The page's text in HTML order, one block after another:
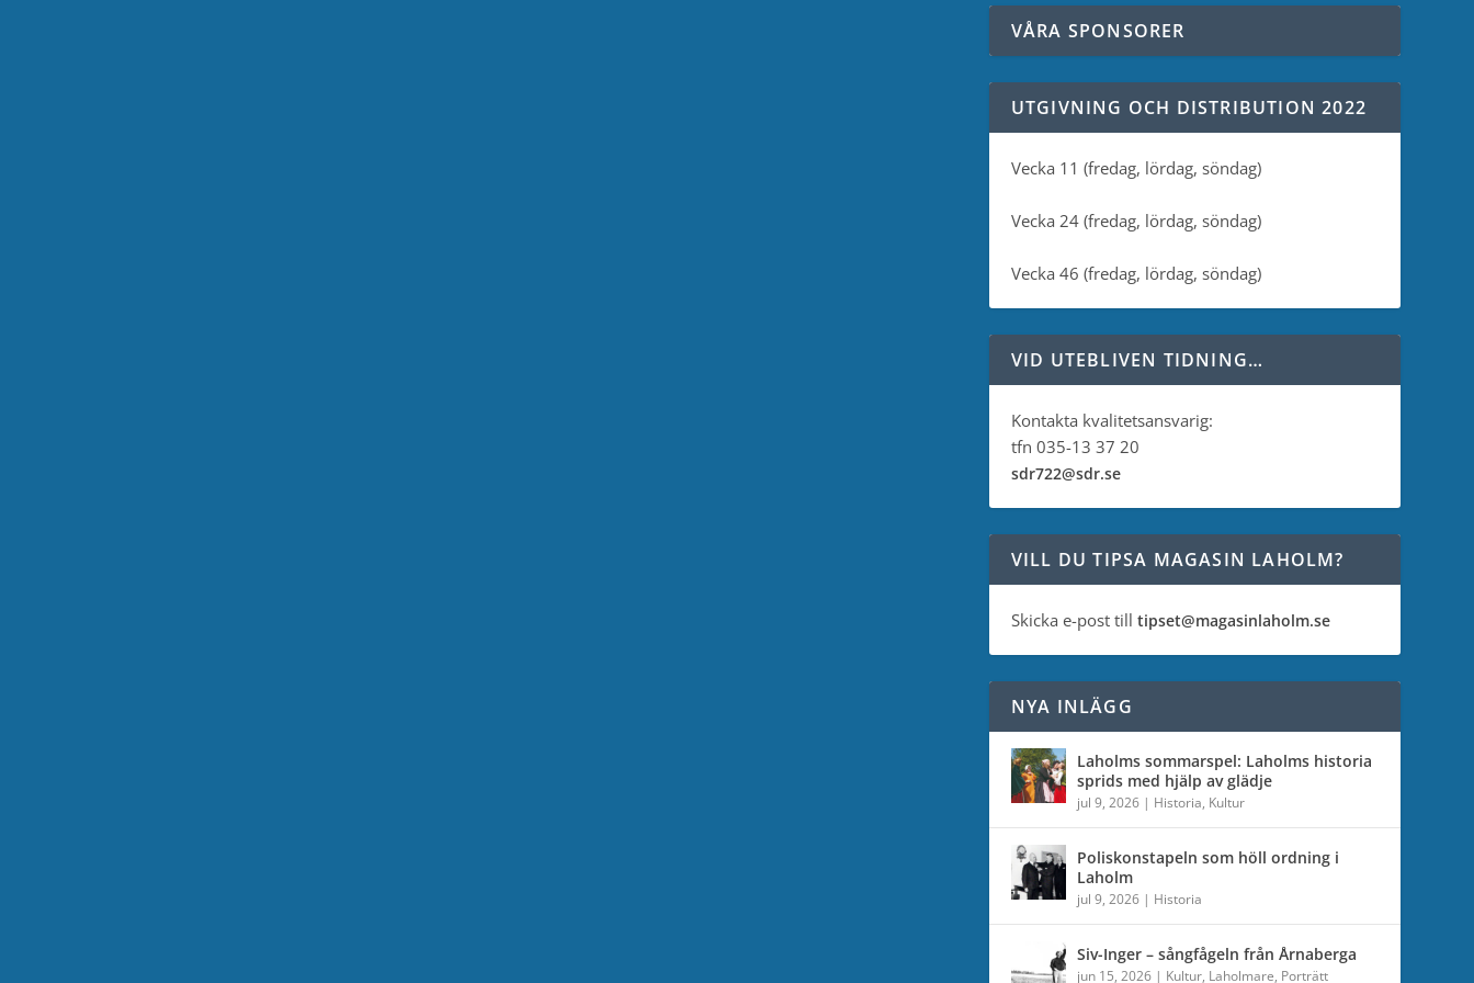
VÅRA SPONSORER
UTGIVNING OCH DISTRIBUTION 2022
Vecka 11 (fredag, lördag, söndag)
Vecka 24 (fredag, lördag, söndag)
Vecka 46 (fredag, lördag, söndag)
VID UTEBLIVEN TIDNING…
Kontakta kvalitetsansvarig:
tfn 035-13 37 20
sdr722@sdr.se
VILL DU TIPSA MAGASIN LAHOLM?
Skicka e-post till tipset@magasinlaholm.se
NYA INLÄGG
Laholms sommarspel: Laholms historia
sprids med hjälp av glädje
jul 9, 2026| Historia, Kultur
Poliskonstapeln som höll ordning i
Laholm
jul 9, 2026| Historia
Siv-Inger – sångfågeln från Årnaberga
jun 15, 2026| Kultur, Laholmare, Porträtt